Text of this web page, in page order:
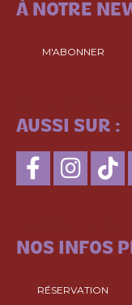
À NOTRE
M'ABONNER
AUSSI SUR :
NOS INFOS
RÉSERVATION